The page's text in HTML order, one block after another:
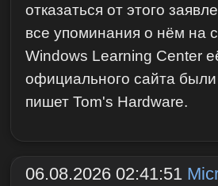
отказаться от этого
все упоминания о нём на
Windows Learning Center
официального сайта
пишет Tom's Hardware.
06.08.2026 02:41:51